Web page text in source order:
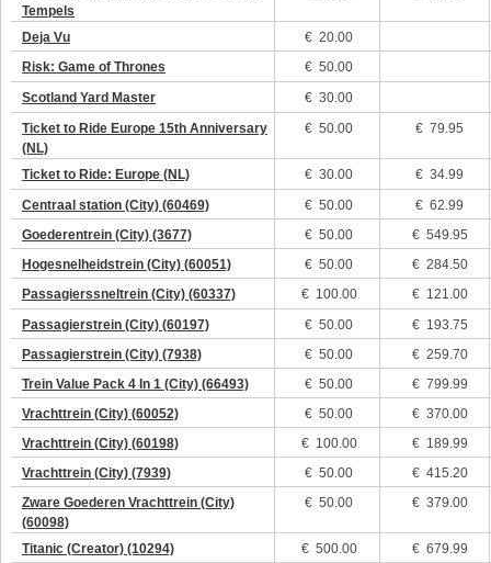
Tempels
Deja Vu €20.00
Risk: Game of Thrones
€50.00
Scotland Yard Master
€30.00
Ticket to Ride Europe 15th Anniversary
(NL)
€50.00 € 79.95
Ticket to Ride: Europe (NL) €30.00
€ 34.99
Centraal station (City) (60469)
€50.00
€ 62.99
Goederentrein (City) (3677)
€50.00
€ 549.95
Hogesnelheidstrein (City) (60051)
€50.00
€ 284.50
Passagierssneltrein (City) (60337)
€ 100.00
€ 121.00
Passagierstrein (City) (60197)
€50.00
€ 193.75
Passagierstrein (City) (7938)
€50.00
€ 259.70
Trein Value Pack 4 In 1 (City) (66493)
€50.00
€ 799.99
Vrachttrein (City) (60052)
€50.00
€ 370.00
Vrachttrein (City) (60198)
€ 100.00
€ 189.99
Vrachttrein (City) (7939)
€50.00
€ 415.20
Zware Goederen Vrachttrein (City)
(60098)
€50.00 € 379.00
Titanic (Creator) (10294) € 500.00
€ 679.99